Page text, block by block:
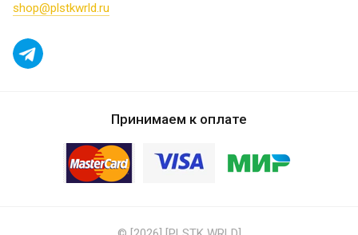
shop@plstkwrld.ru
Принимаем к оплате